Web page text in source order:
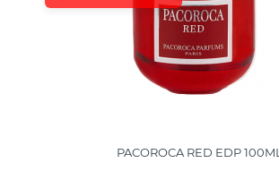
PACOROCA RED EDP 100ML.